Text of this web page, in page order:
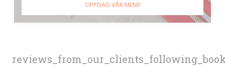
OPPDAG VÅR MENY